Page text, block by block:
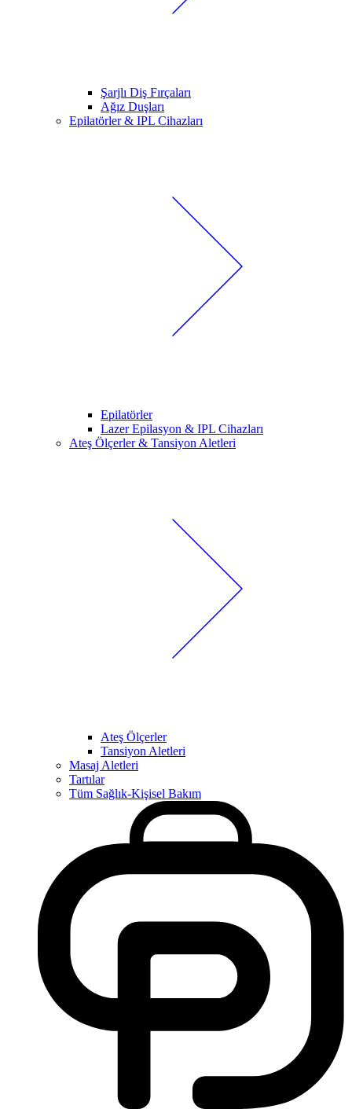
Şarjlı Diş Fırçaları
Ağız Duşları
Epilatörler & IPL Cihazları
Epilatörler
Lazer Epilasyon & IPL Cihazları
Ateş Ölçerler & Tansiyon Aletleri
Ateş Ölçerler
Tansiyon Aletleri
Masaj Aletleri
Tartılar
Tüm Sağlık-Kişisel Bakım